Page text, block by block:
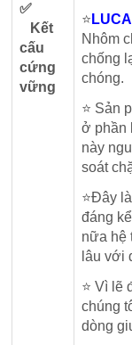
✅
Kết
cấu
cứng
vững
⭐
Nhôm
chống
chóng.
⭐ Sản
ở phần
này
soát
⭐Đây
đáng
nữa hệ
lâu với
⭐ Vì lẽ
chúng
dòng